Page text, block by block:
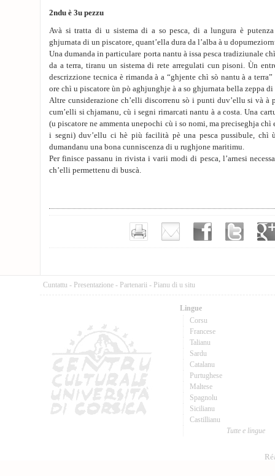
2ndu è 3u pezzu
Avà si tratta di u sistema di a so pesca, di a lungura è
ghjurnata di un piscatore, quant’ella dura da l’alba à u
Una dumanda in particulare porta nantu à issa pesca tradiziunale
da a terra, tiranu un sistema di rete arregulati cun pisoni. Ùn
descrizzione tecnica è rimanda à a “ghjente chì sò nantu à a
ore chì u piscatore ùn pò aghjunghje à a so ghjurnata bella zeppa
Altre cunsiderazione ch’elli discorrenu sò i punti duv’ellu si và à
cum’elli si chjamanu, cù i segni rimarcati nantu à a costa. Una
(u piscatore ne ammenta unepochi cù i so nomi, ma preciseghja chì
i segni) duv’ellu ci hè più facilità pè una pesca pussibule, chì
dumandanu una bona cunniscenza di u rughjone maritimu.
Per finisce passanu in rivista i varii modi di pesca, l’arnesi
ch’elli permettenu di buscà.
Cuntattu - Presentazione - Partenarii - Pianu di u situ
Lingue
Corsu
Francese
Talianu
Sardu
Catalanu
Purtughese
Maltese
Spagnolu
Sicilianu
Castillianu
Tutte e lingue